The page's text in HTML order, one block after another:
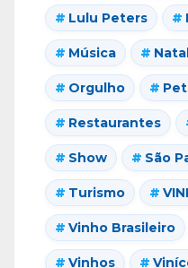
Lulu Peters
Música
Orgulho
Restaurantes
Show São
Turismo
Vinho Brasileiro
Vinhos